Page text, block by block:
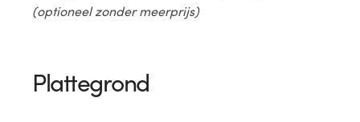
(optioneel zonder meerprijs)
Plattegrond